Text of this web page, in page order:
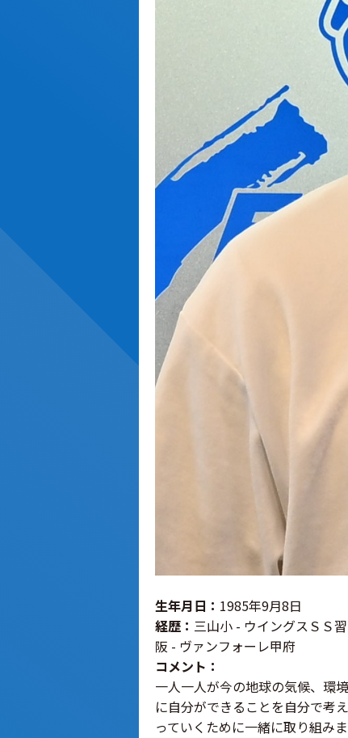
生年月日： 1985年9月8日
経歴： 三山小 - ウイングスＳＳ
阪 - ヴァンフォーレ甲府
コメント：
一人一人が今の地球の気候、環
に自分ができることを自分で考
っていくために一緒に取り組み